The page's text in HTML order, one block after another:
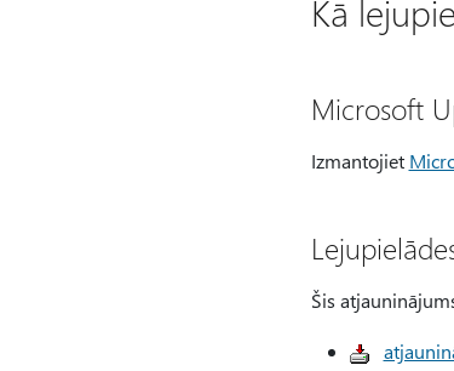
Kā
Microsoft
Izmantojiet
Šis